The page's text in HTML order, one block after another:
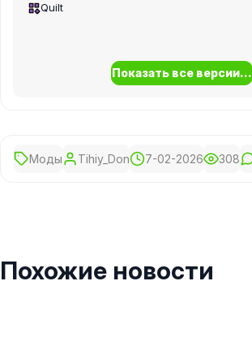
Quilt
Показать все версии...
Моды Tihiy_Don 7-02-2026 308
Похожие новости